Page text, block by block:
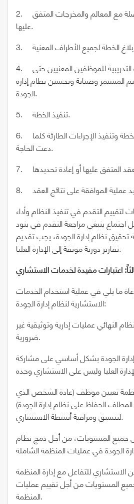
2. وضع خطة عقد مفصلة مع المعالم والمخرجات المتفق
عليها.
4. تحديد الاحتياجات التدريبية للموظفين المعنيين حتى
المستمر وصيانة وتحسين نظام إدارة
الجودة.
5. تنفيذ الخطة.
6. رصد وتقييم فعالية الخطة وتنفيذ الإجراءات الطارئة كلما
دعت الحاجة.
التقدم في تنفيذ النظام وأداء
ينبغي مراجعة التقدم في بنود
تحقيق نظام إدارة الجودة، يجب تقديم
تقارير دورية موثقة إلى الإدارة العليا.
ما يلي في عملية استخدام الخدمات
الاستشارية لنظام إدارة الجودة:
النهائي عمليات إدارية وتوثيقية غير
ضرورية.
الجودة بشكل أساسي على مشاركة
تعيين موظف (عادة الشخص الذي
الحفاظ على نظام إدارة الجودة)
لتنسيق ومراقبة أنشطة الاستشاري.
المستويات، من أجل دمج نظام
للتفاعل مع إدارة المنظمة
المستويات من أجل تقييم عمليات
المنظمة.